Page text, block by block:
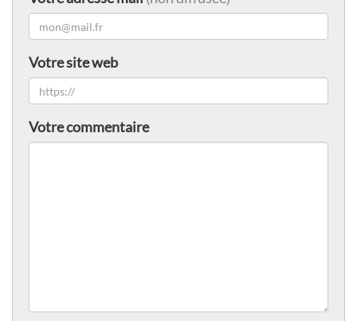
Votre site web
Votre commentaire